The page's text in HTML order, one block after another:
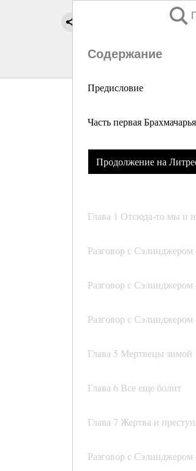
Содержание
Предисловие
Часть первая
Продолжение на
Глава 1 Отсюда-то мы и
Разговор с Сэлинджером
Разговор с Сэлинджером
Разговор с Сэлинджером
Глава 5 Мертвецы зимой
Глава 6 Все еще болит
Глава 7 Жертва и
Разговор с Сэлинджером